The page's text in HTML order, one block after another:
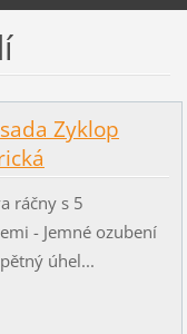
Zyklop
ráčny s 5
- Jemné ozubení
úhel...